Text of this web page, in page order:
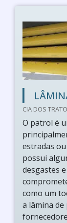
CIA DOS
O patrol é
estradas
possui
desgastes
como um
a lâmina